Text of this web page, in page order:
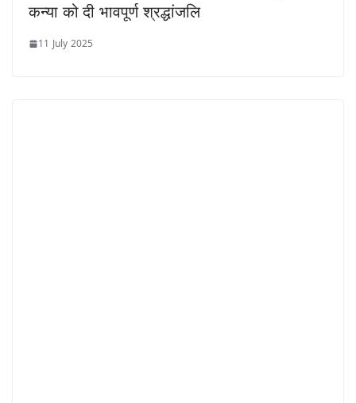
कन्या को दी भावपूर्ण श्रद्धांजलि
11 July 2025